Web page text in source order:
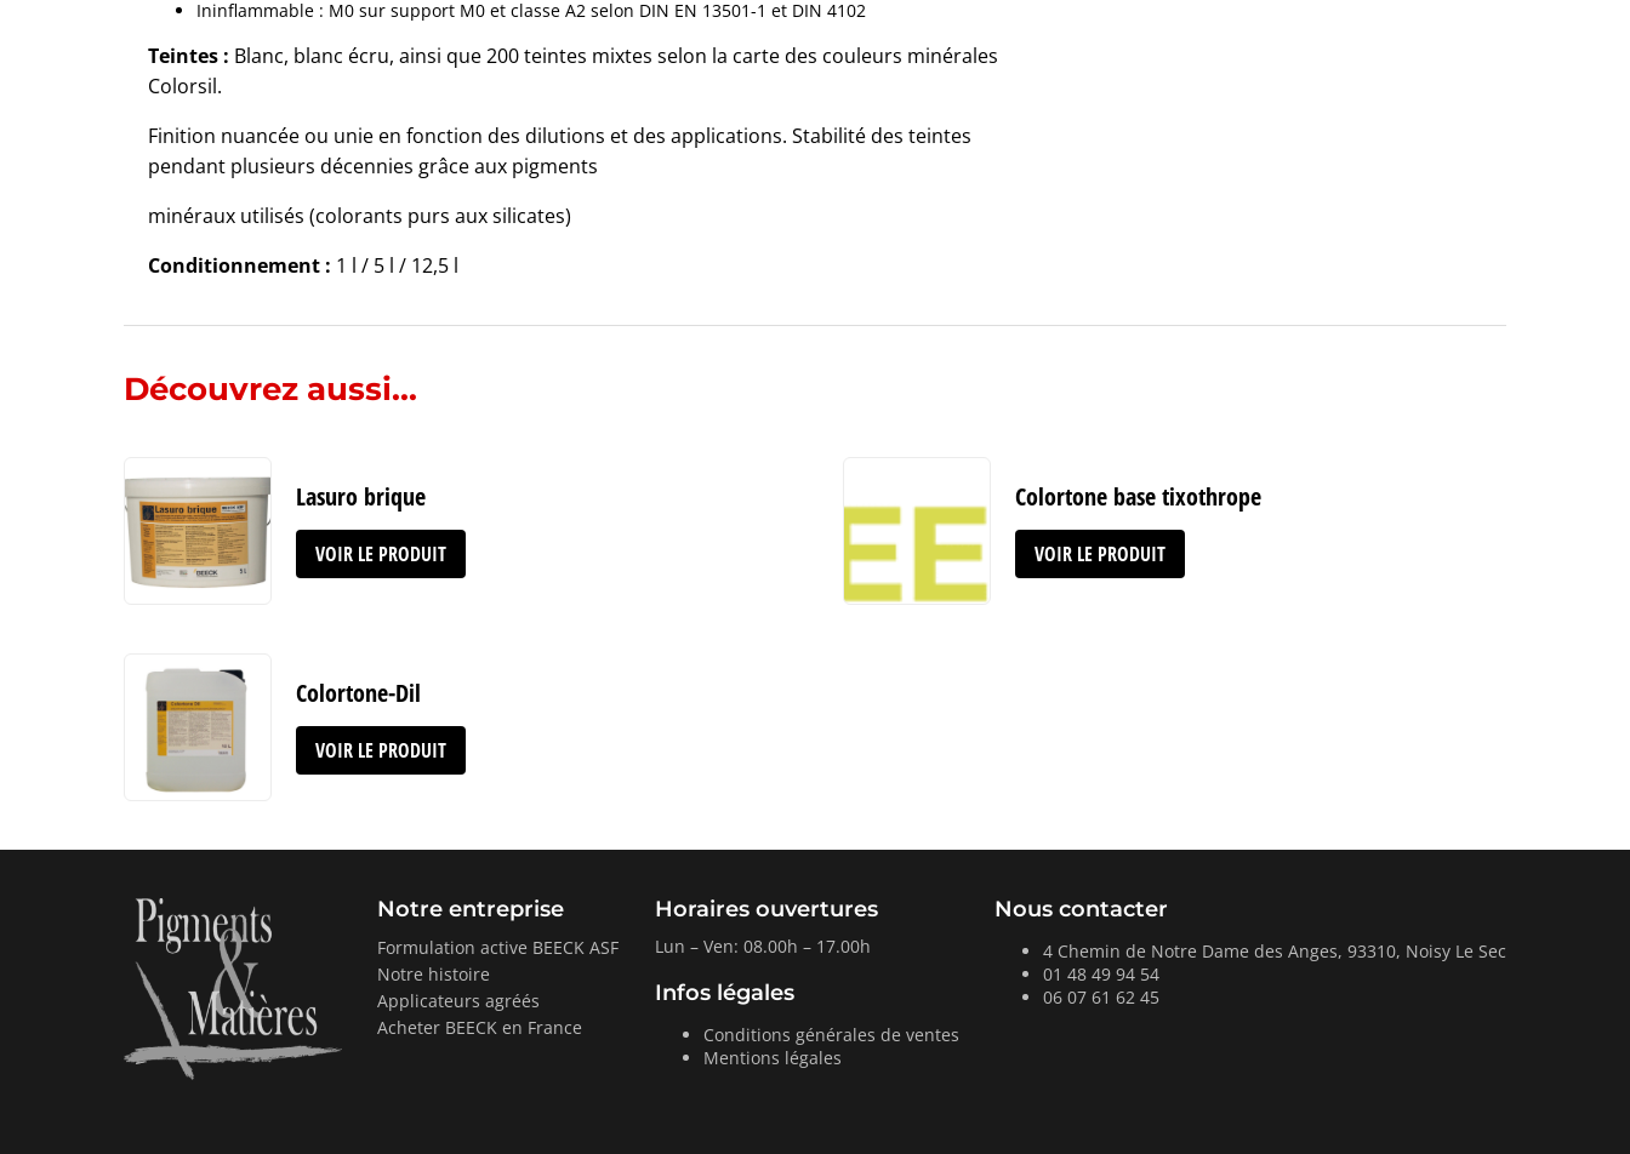
Ininflammable : M0 sur support M0 et classe A2 selon DIN EN 13501-1 et DIN 4102
Teintes : Blanc, blanc écru, ainsi que 200 teintes mixtes selon la carte des couleurs minérales
Colorsil.
Finition nuancée ou unie en fonction des dilutions et des applications. Stabilité des teintes
pendant plusieurs décennies grâce aux pigments
minéraux utilisés (colorants purs aux silicates)
Conditionnement : 1 l / 5 l / 12,5 l
Découvrez aussi...
Lasuro brique
VOIR LE PRODUIT
Colortone base tixothrope
VOIR LE PRODUIT
Colortone-Dil
VOIR LE PRODUIT
Notre entreprise
Formulation active BEECK ASF
Notre histoire
Applicateurs agréés
Acheter BEECK en France
Horaires ouvertures
Lun – Ven: 08.00h – 17.00h
Infos légales
Conditions générales de ventes
Mentions légales
Nous contacter
4 Chemin de Notre Dame des Anges, 93310, Noisy Le Sec
01 48 49 94 54
06 07 61 62 45